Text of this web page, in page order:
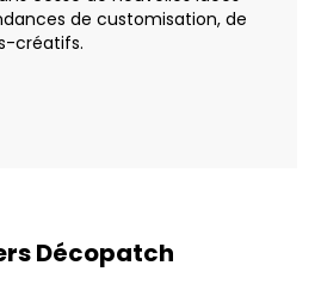
de customisation, de
créatifs.
Décopatch